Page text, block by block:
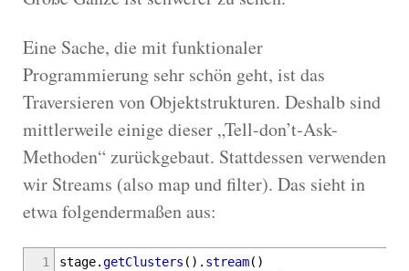
Eine Sache, die mit funktionaler
Programmierung sehr schön geht, ist das
Traversieren von Objektstrukturen. Deshalb sind
mittlerweile einige dieser „Tell-don’t-Ask-
Methoden“ zurückgebaut. Stattdessen verwenden
wir Streams (also map und filter). Das sieht in
etwa folgendermaßen aus:
1
stage.getClusters ( ) . stream( )